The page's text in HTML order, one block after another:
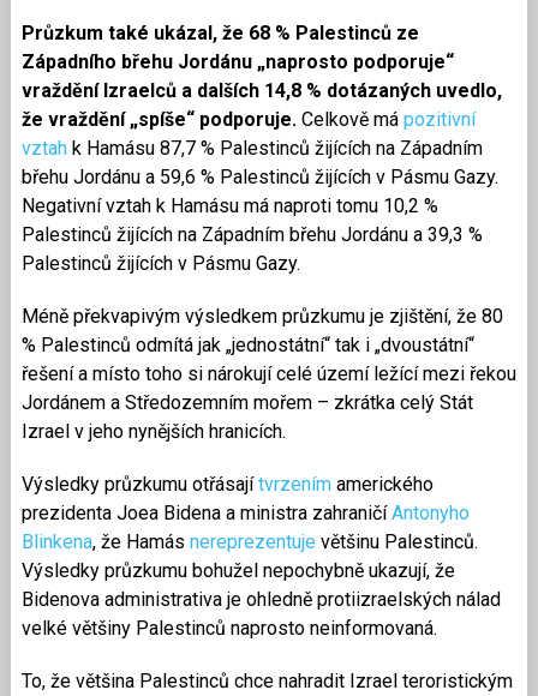
Průzkum také ukázal, že 68 % Palestinců ze
Západního břehu Jordánu „naprosto podporuje“
vraždění Izraelců a dalších 14,8 % dotázaných uvedlo,
že vraždění „spíše“ podporuje. Celkově má pozitivní
vztahk Hamásu 87,7 % Palestinců žijících na Západním
břehu Jordánu a 59,6 % Palestinců žijících v Pásmu Gazy.
Negativní vztah k Hamásu má naproti tomu 10,2 %
Palestinců žijících na Západním břehu Jordánu a 39,3 %
Palestinců žijících v Pásmu Gazy.
Méně překvapivým výsledkem průzkumu je zjištění, že 80
% Palestinců odmítá jak „jednostátní“ tak i „dvoustátní“
řešení a místo toho si nárokují celé území ležící mezi řekou
Jordánem a Středozemním mořem – zkrátka celý Stát
Izrael v jeho nynějších hranicích.
Výsledky průzkumu otřásajítvrzenímamerického
prezidenta Joea Bidena a ministra zahraničíAntonyho
Blinkena, že Hamás nereprezentuje většinu Palestinců.
Výsledky průzkumu bohužel nepochybně ukazují, že
Bidenova administrativa je ohledně protiizraelských nálad
velké většiny Palestinců naprosto neinformovaná.
To, že většina Palestinců chce nahradit Izrael teroristickým